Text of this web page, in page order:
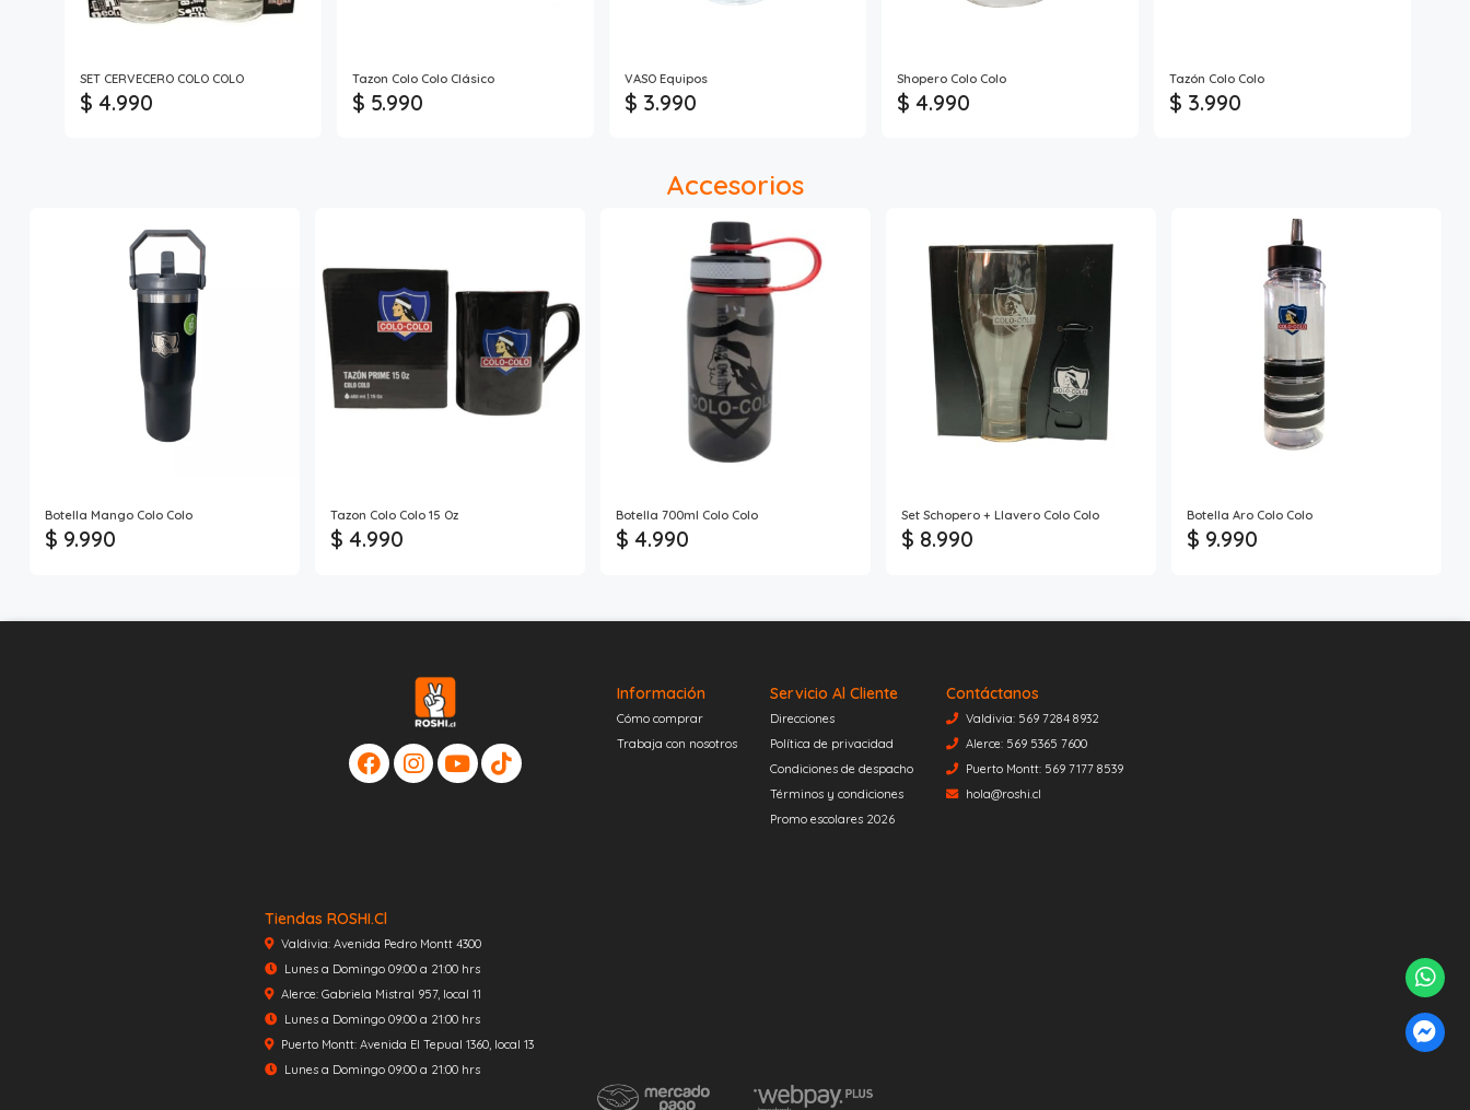
SET CERVECERO COLO COLO
$ 4.990
Tazon Colo Colo Clásico
$ 5.990
VASO Equipos
$ 3.990
Shopero Colo Colo
$ 4.990
Tazón Colo Colo
$ 3.990
Accesorios
Botella Mango Colo Colo
$ 9.990
Tazon Colo Colo 15 Oz
$ 4.990
Botella 700ml Colo Colo
$ 4.990
Set Schopero + Llavero Colo Colo
$ 8.990
Botella Aro Colo Colo
$ 9.990
Información
Cómo comprar
Trabaja con nosotros
Servicio Al Cliente
Direcciones
Política de privacidad
Condiciones de despacho
Términos y condiciones
Promo escolares 2026
Contáctanos
Valdivia: 569 7284 8932
Alerce: 569 5365 7600
Puerto Montt: 569 7177 8539
hola@roshi.cl
Tiendas ROSHI.cl
Valdivia: Avenida Pedro Montt 4300
Lunes a Domingo 09:00 a 21:00 hrs
Alerce: Gabriela Mistral 957, local 11
Lunes a Domingo 09:00 a 21:00 hrs
Puerto Montt: Avenida El Tepual 1360, local 13
Lunes a Domingo 09:00 a 21:00 hrs